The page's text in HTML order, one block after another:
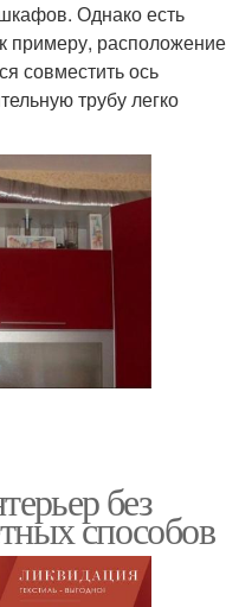
Однако есть
примеру, расположение
совместить ось
трубу легко
без
способов